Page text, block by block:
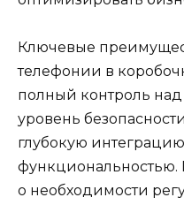
Ключевые
телефонии в
полный контроль
уровень
глубокую интеграцию
о необходимости